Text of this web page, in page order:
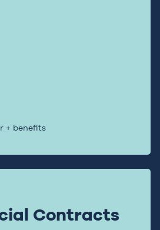
+ benefits
Contracts